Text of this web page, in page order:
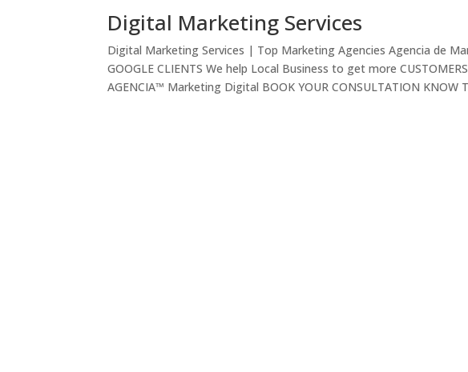
Digital Marketing Services
Digital Marketing Services | Top Marketing Agencies Agencia de
GOOGLE CLIENTS We help Local Business to get more
AGENCIA™ Marketing Digital BOOK YOUR CONSULTATION KNOW